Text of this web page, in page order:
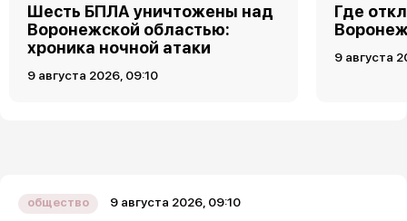
Шесть БПЛА уничтожены над
Воронежской областью:
хроника ночной атаки
9 августа 2026, 09:10
Где
9 августа
общество 9 августа 2026, 09:10